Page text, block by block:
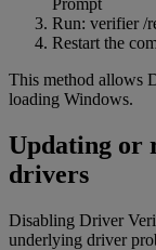
Prompt
Run: verifier /
Restart the
This method allows
loading Windows.
Updating or
drivers
Disabling Driver
underlying driver